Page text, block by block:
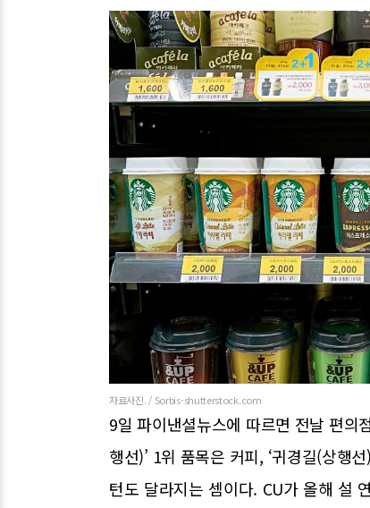
자료사진. / Sorbis-shutterstock.com
9일 파이낸셜뉴스에 따르면 전날 편의
행선)’ 1위 품목은 커피, ‘귀경길(상행
턴도 달라지는 셈이다. CU가 올해 설